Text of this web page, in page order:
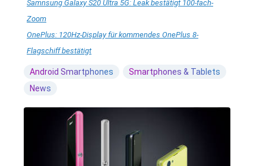
Samnsung Galaxy S20 Ultra 5G: Leak bestätigt 100-fach-
Zoom
OnePlus: 120Hz-Display für kommendes OnePlus 8-
Flagschiff bestätigt
Android Smartphones
Smartphones & Tablets
News